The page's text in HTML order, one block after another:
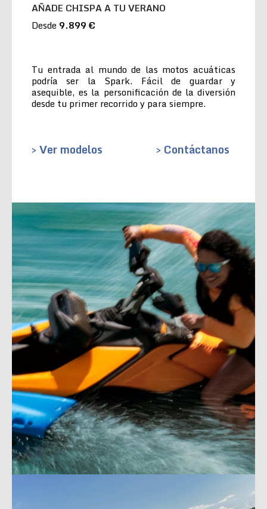
AÑADE CHISPA A TU VERANO
Desde 9.899 €
Tu entrada al mundo de las motos acuáticas
podría ser la Spark. Fácil de guardar y
asequible, es la personificación de la diversión
desde tu primer recorrido y para siempre.
> Ver modelos > Contáctanos